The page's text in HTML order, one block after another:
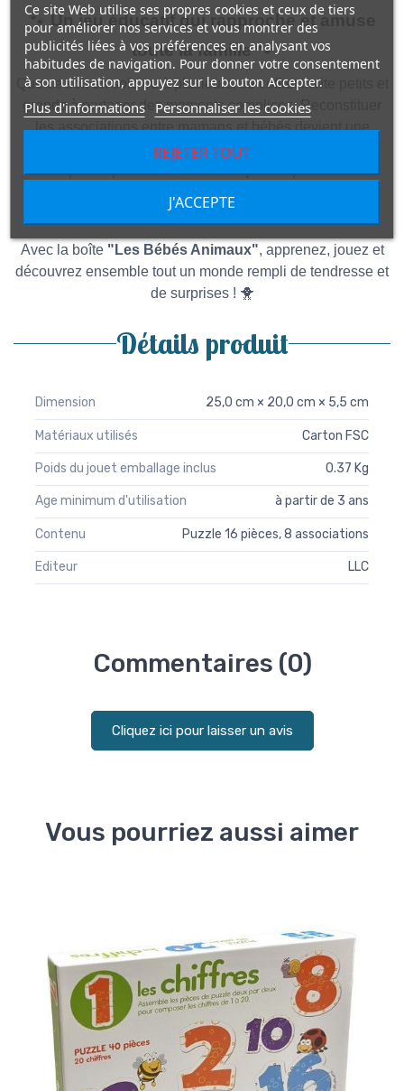
Ce site Web utilise ses propres cookies et ceux de tiers
pour améliorer nos services et vous montrer des
publicités liées à vos préférences en analysant vos
habitudes de navigation. Pour donner votre consentement
à son utilisation, appuyez sur le bouton Accepter.
Plus d'informations Personnaliser les cookies
REJETER TOUT
J'ACCEPTE
🐾Un jeu éducatif qui rapproche et amuse
toute la famille🐾
Que ce soit en solo ou à plusieurs, ce coffret invite petits et
grands à partager des moments complices. Reconstituer
les associations entre mamans et bébés devient une
activité amusante et éducative, idéale pour passer du
temps de qualité en famille. Ce jeu fait partit de la
Les Formes Géométriques
Avec la boîte "Les Bébés Animaux", apprenez, jouez et
découvrez ensemble tout un monde rempli de tendresse et
de surprises ! 🐥
Détails produit
Dimension 25,0 cm × 20,0 cm × 5,5 cm
Matériaux utilisés Carton FSC
Poids du jouet emballage inclus 0.37 Kg
Age minimum d'utilisation à partir de 3 ans
Contenu Puzzle 16 pièces, 8 associations
Editeur LLC
Commentaires (0)
Cliquez ici pour laisser un avis
Vous pourriez aussi aimer